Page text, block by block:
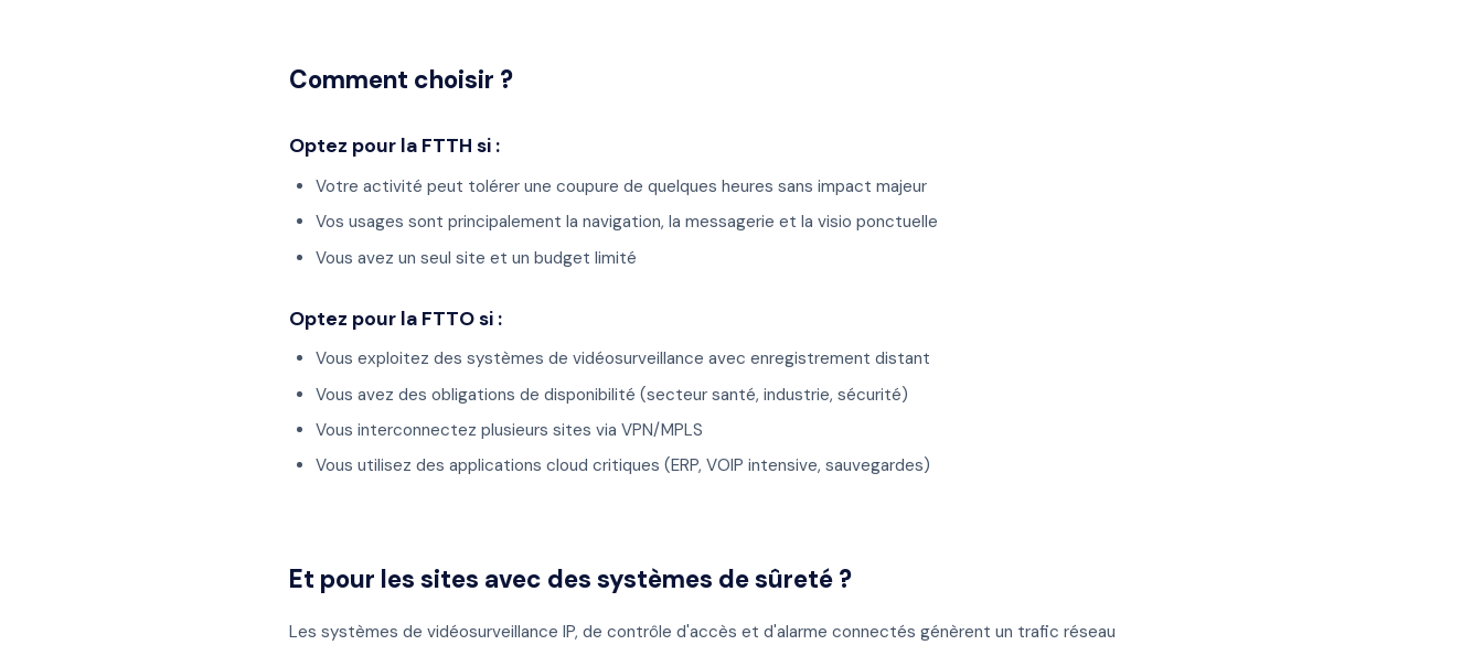
Comment choisir ?
Optez pour la FTTH si :
Votre activité peut tolérer une coupure de quelques heures sans impact majeur
Vos usages sont principalement la navigation, la messagerie et la visio ponctuelle
Vous avez un seul site et un budget limité
Optez pour la FTTO si :
Vous exploitez des systèmes de vidéosurveillance avec enregistrement distant
Vous avez des obligations de disponibilité (secteur santé, industrie, sécurité)
Vous interconnectez plusieurs sites via VPN/MPLS
Vous utilisez des applications cloud critiques (ERP, VOIP intensive, sauvegardes)
Et pour les sites avec des systèmes de sûreté ?
Les systèmes de vidéosurveillance IP, de contrôle d'accès et d'alarme connectés génèrent un trafic réseau